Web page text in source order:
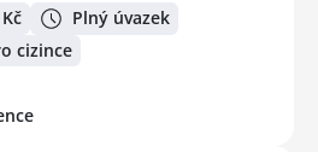
Plný úvazek
cizince